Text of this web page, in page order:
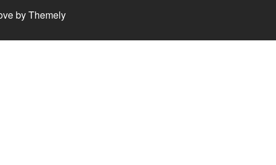
byThemely